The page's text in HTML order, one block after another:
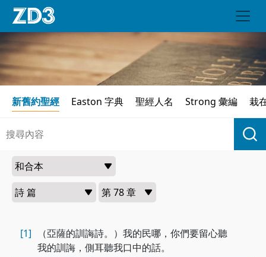
新舊約聖經 Easton 字典 聖經人名 Strong 彙編 栽
[1]
（亞薩的訓誨詩。）我的民哪，你們要留心聽
我的訓誨，側耳聽我口中的話。